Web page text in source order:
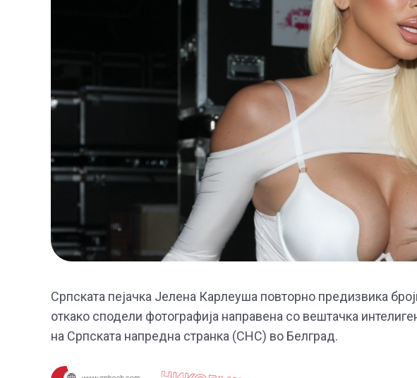
Српската пејачка Јелена Карлеуша повторно предизвика
откако сподели фотографија направена со вештачка
на Српската напредна странка (СНС) во Белград.